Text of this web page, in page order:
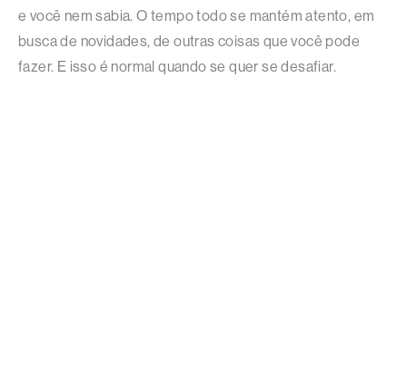
e você nem sabia. O tempo todo se mantém atento, em
busca de novidades, de outras coisas que você pode
fazer. E isso é normal quando se quer se desafiar.